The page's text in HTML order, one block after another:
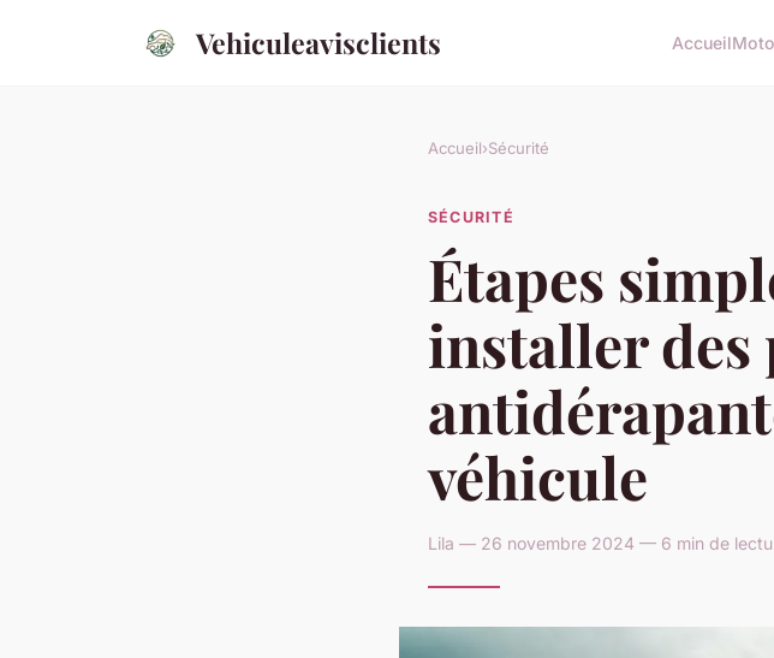
Vehiculeavisclients AccueilMoto
Accueil›Sécurité
SÉCURITÉ
Étapes
installer des
véhicule
Lila — 26 novembre 2024 — 6 min de